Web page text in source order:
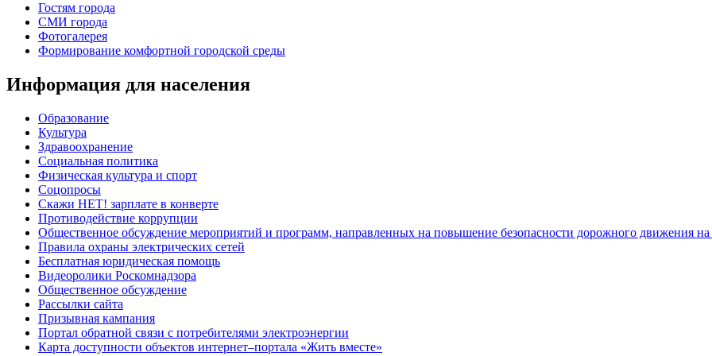
Гостям города
СМИ города
Фотогалерея
Формирование комфортной городской среды
Информация для населения
Образование
Культура
Здравоохранение
Социальная политика
Физическая культура и спорт
Соцопросы
Скажи НЕТ! зарплате в конверте
Противодействие коррупции
Общественное обсуждение мероприятий и программ, направленных на повышение безопасности дорожного движения на
Правила охраны электрических сетей
Бесплатная юридическая помощь
Видеоролики Роскомнадзора
Общественное обсуждение
Рассылки сайта
Призывная кампания
Портал обратной связи с потребителями электроэнергии
Карта доступности объектов интернет–портала «Жить вместе»